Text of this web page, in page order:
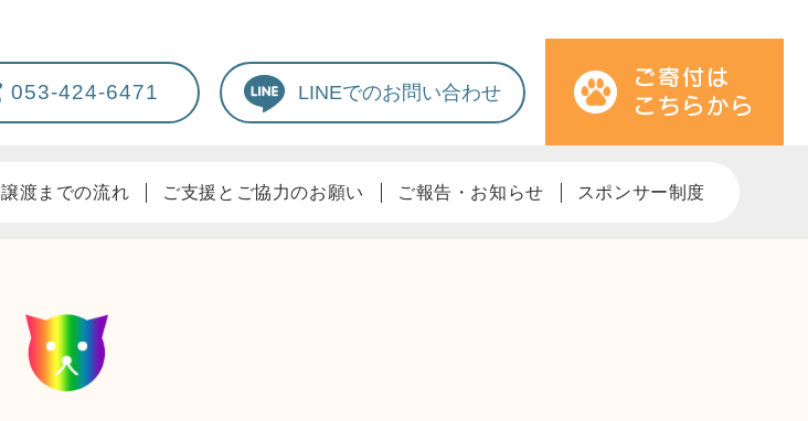
053-424-6471 LINEでのお問い合わせ
譲渡までの流れ ご支援とご協力のお願い ご報告・お知らせ スポンサー制度